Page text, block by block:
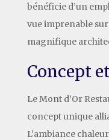
bénéficie d’un
vue imprenable
magnifique
Concept
Le Mont d’Or
concept unique
L’ambiance